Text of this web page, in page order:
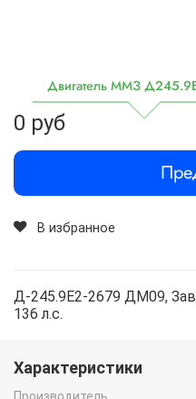
Двигатель ММЗ
0 руб
В избранное
Д-245.9Е2-2679 ДМ09,
136 л.с.
Характеристики